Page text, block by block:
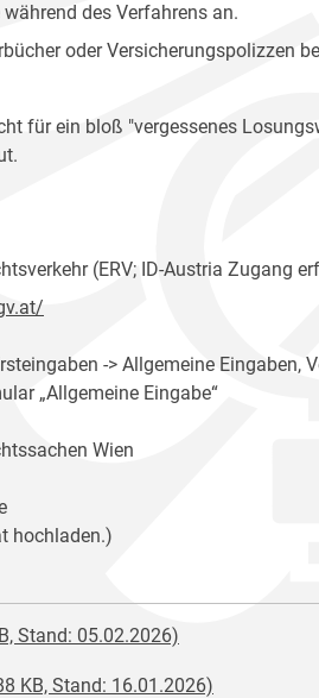
des Verfahrens an.
oder Versicherungspolizzen
für ein bloß "vergessenes
(ERV; ID-Austria Zugang
-> Allgemeine Eingaben,
„Allgemeine Eingabe“
Wien
hochladen.)
Stand: 05.02.2026)
KB, Stand: 16.01.2026)